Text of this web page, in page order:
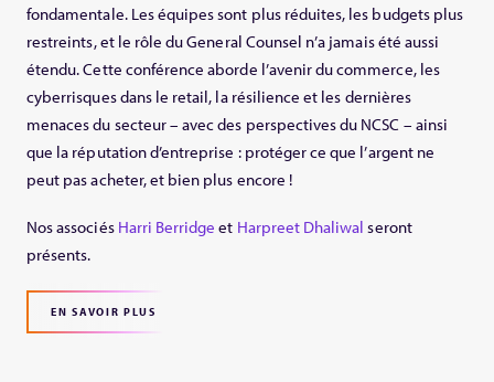
fondamentale. Les équipes sont plus réduites, les budgets plus
restreints, et le rôle du General Counsel n’a jamais été aussi
étendu. Cette conférence aborde l’avenir du commerce, les
cyberrisques dans le retail, la résilience et les dernières
menaces du secteur – avec des perspectives du NCSC – ainsi
que la réputation d’entreprise : protéger ce que l’argent ne
peut pas acheter, et bien plus encore !
Nos associés Harri Berridge et Harpreet Dhaliwal seront
présents.
EN SAVOIR PLUS